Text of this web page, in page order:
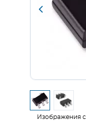
Изображения